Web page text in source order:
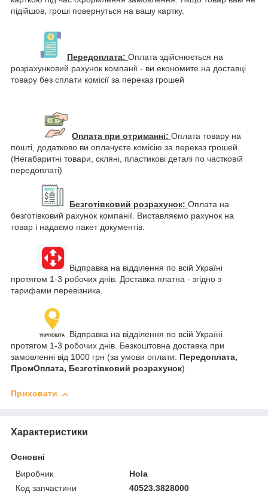
підійшов, гроші повернуться на вашу картку.
Передоплата: Оплата здійснюється на
розрахунковий рахунок компанії - ви економите на доставці
товару без сплати комісії за переказ грошей
Оплата при отриманні: Оплата товару на
пошті, додатково ви оплачуєте комісію за переказ грошей.
(Негабаритні товари, скляні, пластикові деталі по частковій
передоплаті)
Безготівковий розрахунок: Оплата на
безготівковий рахунок компанії. Виставляємо рахунок на
товар і надаємо пакет документів.
Відправка на відділення по всій Україні
протягом 1-3 робочих днів. Доставка платна - згідно з
тарифами перевізника.
Відправка на відділення по всій Україні
протягом 1-3 робочих днів. Безкоштовна доставка при
замовленні від 1000 грн (за умови оплати: Передоплата,
ПромОплата, Безготівковий розрахунок)
Приховати
Характеристики
Основні
Виробник
Hola
Код запчастини
40523.3828000